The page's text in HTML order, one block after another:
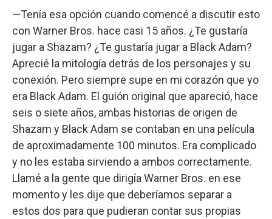
—Tenía esa opción cuando comencé a discutir esto
con Warner Bros. hace casi 15 años. ¿Te gustaría
jugar a Shazam? ¿Te gustaría jugar a Black Adam?
Aprecié la mitología detrás de los personajes y su
conexión. Pero siempre supe en mi corazón que yo
era Black Adam. El guión original que apareció, hace
seis o siete años, ambas historias de origen de
Shazam y Black Adam se contaban en una película
de aproximadamente 100 minutos. Era complicado
y no les estaba sirviendo a ambos correctamente.
Llamé a la gente que dirigía Warner Bros. en ese
momento y les dije que deberíamos separar a
estos dos para que pudieran contar sus propias